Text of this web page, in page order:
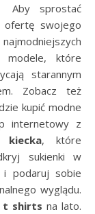
Aby sprostać
ofertę swojego
modele, które
starannym
Zobacz też
kupić modne
internetowy z
kiecka, które
sukienki w
i podaruj sobie
wyglądu.
t shirts na lato.